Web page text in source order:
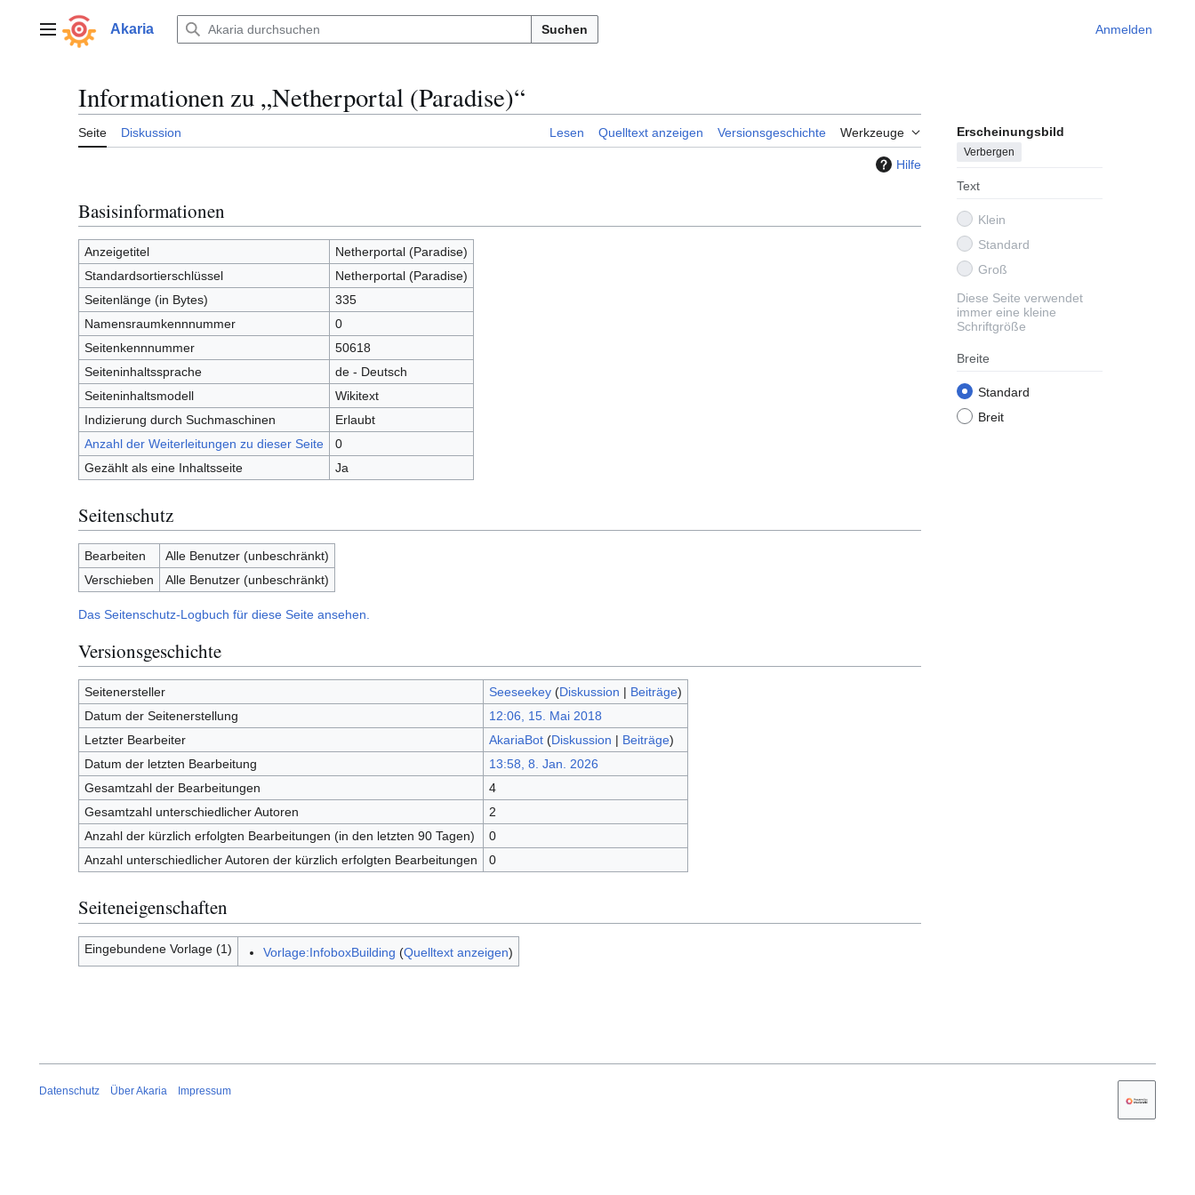
springenHauptmenüAkaria Suchen Anmelden
Informationen zu „Netherportal (Paradise)“
Seite Diskussion Lesen Quelltext anzeigen Versionsgeschichte Werkzeuge Erscheinungsbild
Verbergen
Text
Klein
Standard
Groß
Diese Seite verwendet
immer eine kleine
Schriftgröße
Breite
Standard
Breit
Hilfe
Basisinformationen
Anzeigetitel
Netherportal (Paradise)
Standardsortierschlüssel
Netherportal (Paradise)
Seitenlänge (in Bytes)
335
Namensraumkennnummer
0
Seitenkennnummer
50618
Seiteninhaltssprache
de - Deutsch
Seiteninhaltsmodell
Wikitext
Indizierung durch Suchmaschinen
Erlaubt
Anzahl der Weiterleitungen zu dieser Seite
0
Gezählt als eine Inhaltsseite
Ja
Seitenschutz
Bearbeiten
Alle Benutzer (unbeschränkt)
Verschieben
Alle Benutzer (unbeschränkt)
Das Seitenschutz-Logbuch für diese Seite ansehen.
Versionsgeschichte
Seitenersteller Seeseekey (Diskussion | Beiträge)
Datum der Seitenerstellung
12:06, 15. Mai 2018
Letzter Bearbeiter
AkariaBot (Diskussion | Beiträge)
Datum der letzten Bearbeitung
13:58, 8. Jan. 2026
Gesamtzahl der Bearbeitungen
4
Gesamtzahl unterschiedlicher Autoren
2
Anzahl der kürzlich erfolgten Bearbeitungen (in den letzten 90 Tagen)
0
Anzahl unterschiedlicher Autoren der kürzlich erfolgten Bearbeitungen
0
Seiteneigenschaften
Eingebundene Vorlage (1) Vorlage:InfoboxBuilding (Quelltext anzeigen)
Datenschutz Über Akaria Impressum